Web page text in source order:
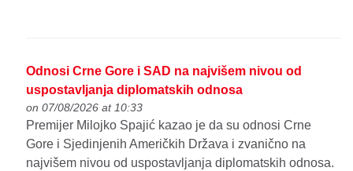
Odnosi Crne Gore i SAD na najvišem nivou od
uspostavljanja diplomatskih odnosa
on 07/08/2026 at 10:33
Premijer Milojko Spajić kazao je da su odnosi Crne
Gore i Sjedinjenih Američkih Država i zvanično na
najvišem nivou od uspostavljanja diplomatskih odnosa.